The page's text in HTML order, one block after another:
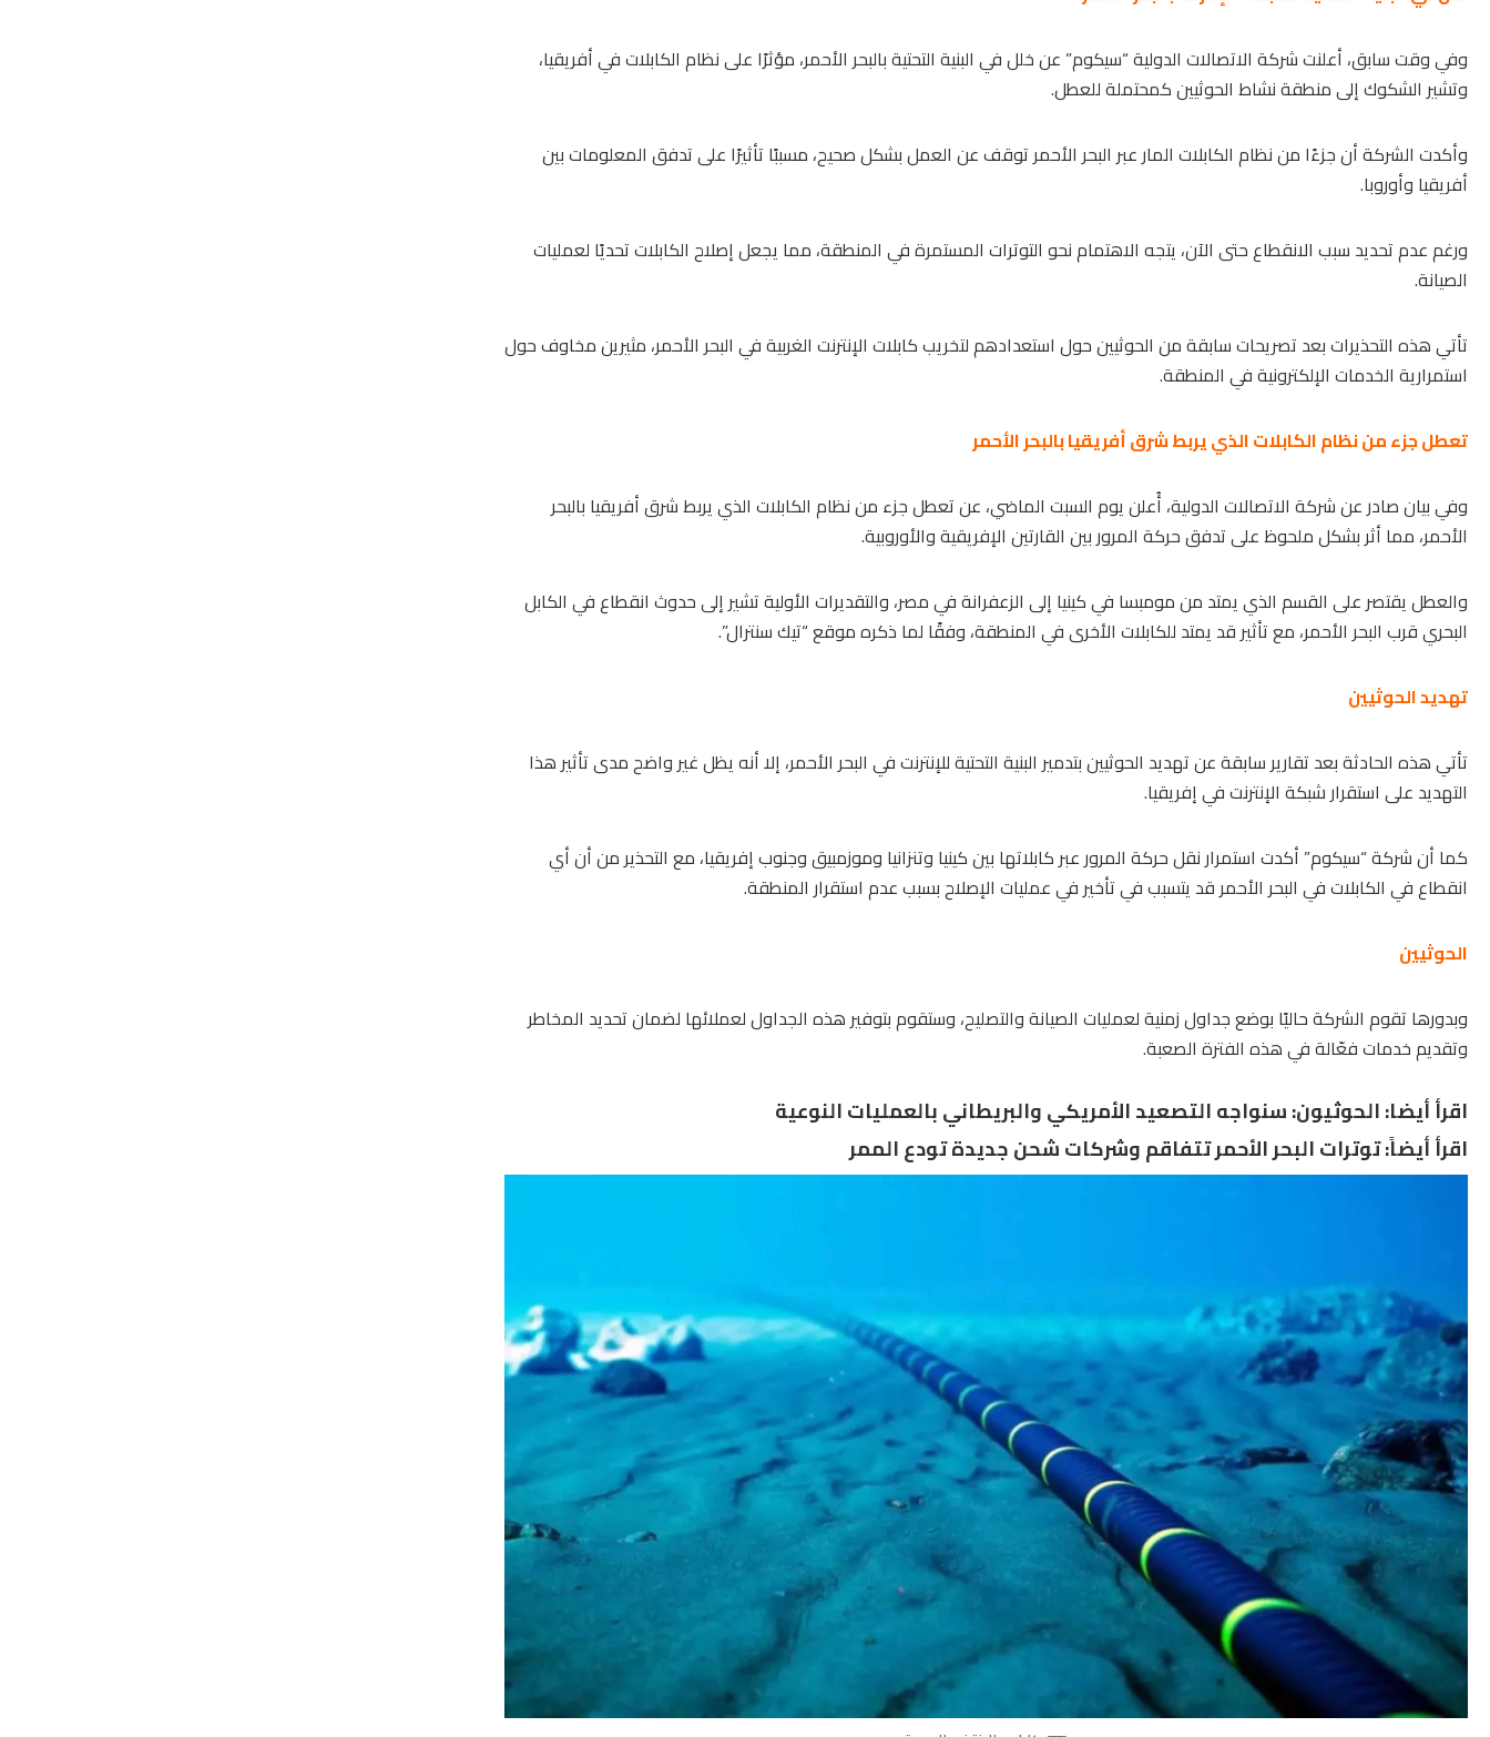
وفي وقت سابق، أعلنت شركة الاتصالات الدولية “سيكوم” عن خلل في البنية التحتية بالبحر الأحمر، مؤثرًا على نظام الكابلات في أفريقيا،
وتشير الشكوك إلى منطقة نشاط الحوثيين كمحتملة للعطل.
وأكدت الشركة أن جزءًا من نظام الكابلات المار عبر البحر الأحمرتوقف عن العمل بشكل صحيح، مسببًا تأثيرًا على تدفق المعلومات بين
أفريقيا وأوروبا.
ورغم عدم تحديد سبب الانقطاع حتى الآن، يتجه الاهتمام نحو التوترات المستمرة في المنطقة، مما يجعل إصلاح الكابلات تحديًا لعمليات
الصيانة.
تأتي هذه التحذيرات بعد تصريحات سابقة من الحوثيين حول استعدادهم لتخريب كابلات الإنترنت الغربية في البحر الأحمر، مثيرين مخاوف حول
استمرارية الخدمات الإلكترونية في المنطقة.
تعطل جزء من نظام الكابلات الذي يربط شرق أفريقيا بالبحر الأحمر
وفي بيان صادر عن شركة الاتصالات الدولية، أُعلن يوم السبت الماضي، عن تعطل جزء من نظام الكابلات الذي يربط شرق أفريقيا بالبحر
الأحمر، مما أثر بشكل ملحوظ على تدفق حركة المرور بين القارتين الإفريقية والأوروبية.
والعطل يقتصر على القسم الذي يمتد من مومبسا في كينيا إلى الزعفرانة في مصر، والتقديرات الأولية تشير إلى حدوث انقطاع في الكابل
البحري قرب البحر الأحمر، مع تأثير قد يمتد للكابلات الأخرى في المنطقة، وفقًا لما ذكره موقع “تيك سنترال”.
تهديد الحوثيين
تأتي هذه الحادثة بعد تقارير سابقة عنتهديد الحوثيينبتدمير البنية التحتية للإنترنت في البحر الأحمر، إلا أنه يظل غير واضح مدى تأثير هذا
التهديد على استقرار شبكة الإنترنت في إفريقيا.
كما أن شركة “سيكوم” أكدت استمرار نقل حركة المرور عبر كابلاتها بين كينيا وتنزانيا وموزمبيق وجنوب إفريقيا، مع التحذير من أن أي
انقطاع في الكابلات في البحر الأحمر قد يتسبب في تأخير في عمليات الإصلاح بسبب عدم استقرار المنطقة.
الحوثيين
وبدورها تقوم الشركة حاليًا بوضع جداول زمنية لعمليات الصيانة والتصليح، وستقوم بتوفير هذه الجداول لعملائها لضمان تحديد المخاطر
وتقديم خدمات فعّالة في هذه الفترة الصعبة.
اقرأ أيضا:الحوثيون: سنواجه التصعيد الأمريكي والبريطاني بالعمليات النوعية
اقرأ أيضاً:توترات البحر الأحمر تتفاقم وشركات شحن جديدة تودع الممر